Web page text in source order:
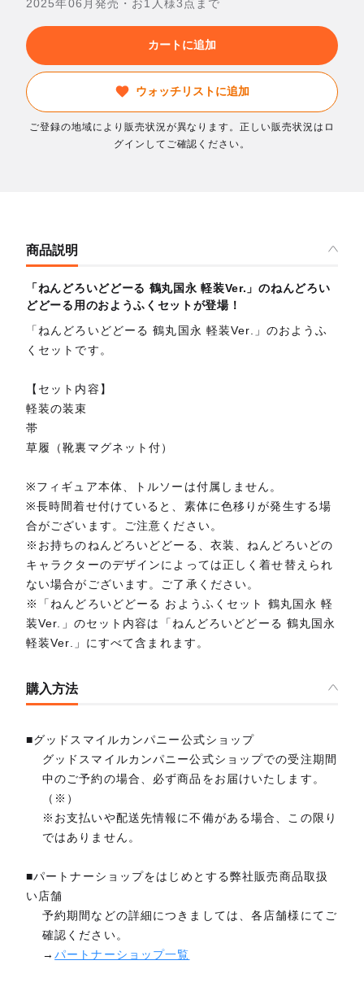
2025年06月発売・お1人様3点まで
カートに追加
ウォッチリストに追加
ご登録の地域により販売状況が異なります。正しい販売状況はロ
グインしてご確認ください。
商品説明
「ねんどろいどどーる 鶴丸国永 軽装Ver.」のねんどろい
どどーる用のおようふくセットが登場！
「ねんどろいどどーる 鶴丸国永 軽装Ver.」のおようふ
くセットです。
【セット内容】
軽装の装束
帯
草履（靴裏マグネット付）
※フィギュア本体、トルソーは付属しません。
※長時間着せ付けていると、素体に色移りが発生する場
合がございます。ご注意ください。
※お持ちのねんどろいどどーる、衣装、ねんどろいどの
キャラクターのデザインによっては正しく着せ替えられ
ない場合がございます。ご了承ください。
※「ねんどろいどどーる おようふくセット 鶴丸国永 軽
装Ver.」のセット内容は「ねんどろいどどーる 鶴丸国永
軽装Ver.」にすべて含まれます。
購入方法
■グッドスマイルカンパニー公式ショップ
グッドスマイルカンパニー公式ショップでの受注期間
中のご予約の場合、必ず商品をお届けいたします。
（※）
※お支払いや配送先情報に不備がある場合、この限り
ではありません。
■パートナーショップをはじめとする弊社販売商品取扱
い店舗
予約期間などの詳細につきましては、各店舗様にてご
確認ください。
→パートナーショップ一覧